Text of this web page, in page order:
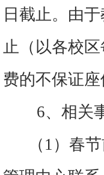
日截止。由
止（以各校
费的不保证
6、相关
（1）春节